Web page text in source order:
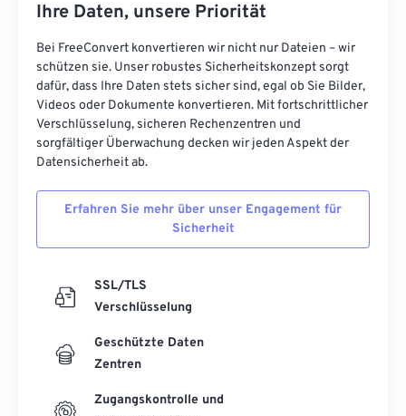
Ihre Daten, unsere Priorität
Bei FreeConvert konvertieren wir nicht nur Dateien – wir
schützen sie. Unser robustes Sicherheitskonzept sorgt
dafür, dass Ihre Daten stets sicher sind, egal ob Sie Bilder,
Videos oder Dokumente konvertieren. Mit fortschrittlicher
Verschlüsselung, sicheren Rechenzentren und
sorgfältiger Überwachung decken wir jeden Aspekt der
Datensicherheit ab.
Erfahren Sie mehr über unser Engagement für
Sicherheit
SSL/TLS
Verschlüsselung
Geschützte Daten
Zentren
Zugangskontrolle und